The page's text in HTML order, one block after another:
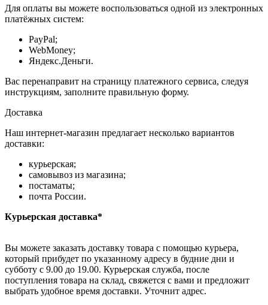
Для оплаты вы можете воспользоваться одной из электронных
платёжных систем:
PayPal;
WebMoney;
Яндекс.Деньги.
Вас перенаправит на страницу платежного сервиса, следуя
инструкциям, заполните правильную форму.
Доставка
Наш интернет-магазин предлагает несколько вариантов
доставки:
курьерская;
самовывоз из магазина;
постаматы;
почта России.
Курьерская доставка*
Вы можете заказать доставку товара с помощью курьера,
который прибудет по указанному адресу в будние дни и
субботу с 9.00 до 19.00. Курьерская служба, после
поступления товара на склад, свяжется с вами и предложит
выбрать удобное время доставки. Уточнит адрес.